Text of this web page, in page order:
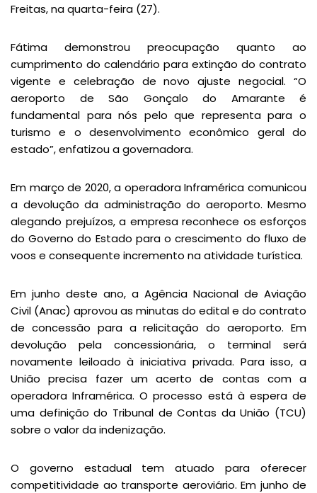
Freitas, na quarta-feira (27).
Fátima demonstrou preocupação quanto ao
cumprimento do calendário para extinção do contrato
vigente e celebração de novo ajuste negocial. “O
aeroporto de São Gonçalo do Amarante é
fundamental para nós pelo que representa para o
turismo e o desenvolvimento econômico geral do
estado”, enfatizou a governadora.
Em março de 2020, a operadora Inframérica comunicou
a devolução da administração do aeroporto. Mesmo
alegando prejuízos, a empresa reconhece os esforços
do Governo do Estado para o crescimento do fluxo de
voos e consequente incremento na atividade turística.
Em junho deste ano, a Agência Nacional de Aviação
Civil (Anac) aprovou as minutas do edital e do contrato
de concessão para a relicitação do aeroporto. Em
devolução pela concessionária, o terminal será
novamente leiloado à iniciativa privada. Para isso, a
União precisa fazer um acerto de contas com a
operadora Inframérica. O processo está à espera de
uma definição do Tribunal de Contas da União (TCU)
sobre o valor da indenização.
O governo estadual tem atuado para oferecer
competitividade ao transporte aeroviário. Em junho de